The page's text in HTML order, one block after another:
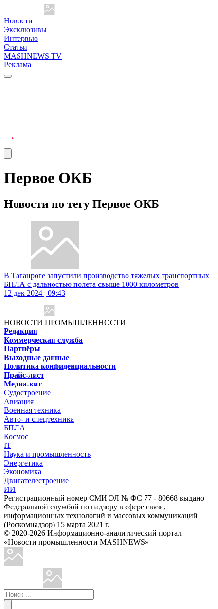
Новости
Эксклюзивы
Интервью
Статьи
MASHNEWS TV
Реклама
Первое ОКБ
Новости по тегу Первое ОКБ
В Таганроге запустили производство тяжелых транспортных
БПЛА с дальностью полета свыше 1000 километров
12 дек 2024 | 09:43
НОВОСТИ ПРОМЫШЛЕННОСТИ
Редакция
Коммерческая служба
Партнёры
Выходные данные
Политика конфиденциальности
Прайс-лист
Медиа-кит
Судостроение
Авиация
Военная техника
Авто- и спецтехника
БПЛА
Космос
IT
Наука и промышленность
Энергетика
Экономика
Двигателестроение
ИИ
Регистрационный номер СМИ ЭЛ № ФС 77 - 80668 выдано
Федеральной службой по надзору в сфере связи,
информационных технологий и массовых коммуникаций
(Роскомнадзор) 15 марта 2021 г.
© 2020-2026 Информационно-аналитический портал
«Новости промышленности MASHNEWS»